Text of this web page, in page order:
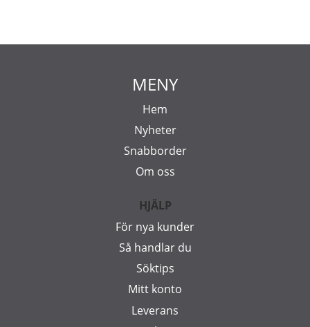
MENY
Hem
Nyheter
Snabborder
Om oss
HJÄLP
För nya kunder
Så handlar du
Söktips
Mitt konto
Leverans